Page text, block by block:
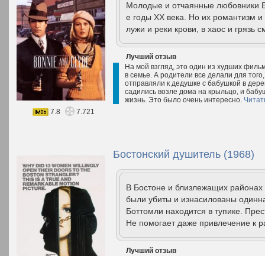
Молодые и отчаянные любовники
е годы XX века. Но их романтизм
лужи и реки крови, в хаос и грязь
Лучший отзыв
На мой взгляд, это один из худших
в семье. А родители все делали для
отправляли к дедушке с бабушкой в
садились возле дома на крыльцо, и
жизнь. Это было очень интересно.
7.8
7.721
Бостонский душитель (1968)
В Бостоне и близлежащих
были убиты и изнасилованы
Боттомли находится в тупике.
Не помогает даже привлечение к
Лучший отзыв